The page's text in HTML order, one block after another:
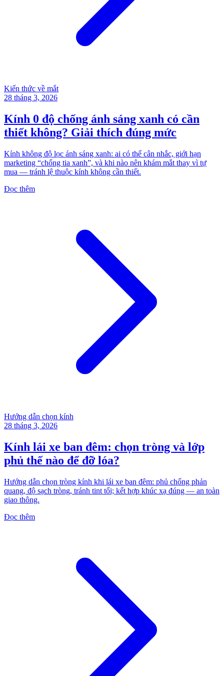
Kiến thức về mắt
28 tháng 3, 2026
Kính 0 độ chống ánh sáng xanh có cần
thiết không? Giải thích đúng mức
Kính không độ lọc ánh sáng xanh: ai có thể cân nhắc, giới hạn
marketing “chống tia xanh”, và khi nào nên khám mắt thay vì tự
mua — tránh lệ thuộc kính không cần thiết.
Đọc thêm
Hướng dẫn chọn kính
28 tháng 3, 2026
Kính lái xe ban đêm: chọn tròng và lớp
phủ thế nào để đỡ lóa?
Hướng dẫn chọn tròng kính khi lái xe ban đêm: phủ chống phản
quang, độ sạch tròng, tránh tint tối; kết hợp khúc xạ đúng — an toàn
giao thông.
Đọc thêm